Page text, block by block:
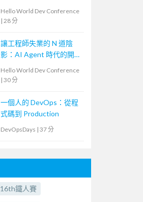
Hello World Dev Conference
| 28 分
讓工程師失業的 N 道陰
影：AI Agent 時代的開發
Hello World Dev Conference
| 30 分
一個人的 DevOps：從程
式碼到 Production
DevOpsDays | 37 分
16th鐵人賽